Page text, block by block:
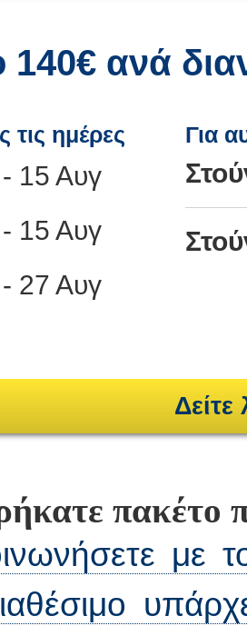
140€ ανά
τις ημέρες
- 15 Αυγ
- 15 Αυγ
- 27 Αυγ
Για
Δείτε
πακέτο
με